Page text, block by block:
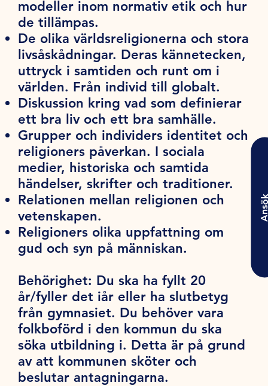
modeller inom normativ etik och hur
de tillämpas.
De olika världsreligionerna och stora
livsåskådningar. Deras kännetecken,
uttryck i samtiden och runt om i
världen. Från individ till globalt.
Diskussion kring vad som definierar
ett bra liv och ett bra samhälle.
Grupper och individers identitet och
religioners påverkan. I sociala
medier, historiska och samtida
händelser, skrifter och traditioner.
Relationen mellan religionen och
vetenskapen.
Religioners olika uppfattning om
gud och syn på människan.
Behörighet: Du ska ha fyllt 20
år/fyller det iår eller ha slutbetyg
från gymnasiet. Du behöver vara
folkboförd i den kommun du ska
söka utbildning i. Detta är på grund
av att kommunen sköter och
beslutar antagningarna.